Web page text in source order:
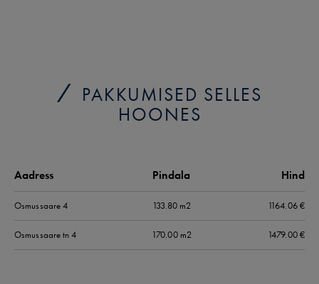
PAKKUMISED SELLES
HOONES
Aadress Pindala Hind
Osmussaare4 133.80 m2 1164.06€
Osmussaare tn 4 170.00 m2 1479.00€